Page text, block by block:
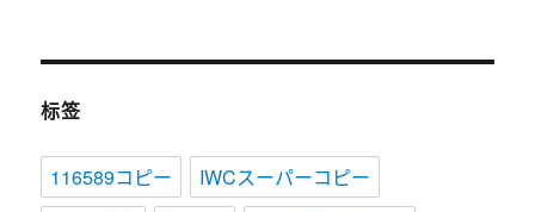
标签
116589コピー
IWCスーパーコピー